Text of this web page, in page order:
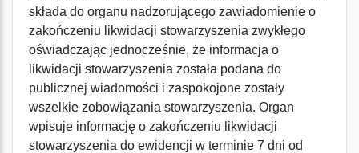
składa do organu nadzorującego zawiadomienie o
zakończeniu likwidacji stowarzyszenia zwykłego
oświadczając jednocześnie, że informacja o
likwidacji stowarzyszenia została podana do
publicznej wiadomości i zaspokojone zostały
wszelkie zobowiązania stowarzyszenia. Organ
wpisuje informację o zakończeniu likwidacji
stowarzyszenia do ewidencji w terminie 7 dni od